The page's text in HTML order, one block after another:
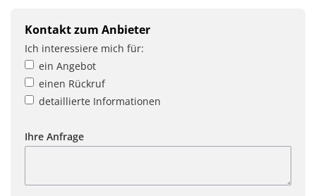
Kontakt zum Anbieter
Ich interessiere mich für:
ein Angebot
einen Rückruf
detaillierte Informationen
Ihre Anfrage